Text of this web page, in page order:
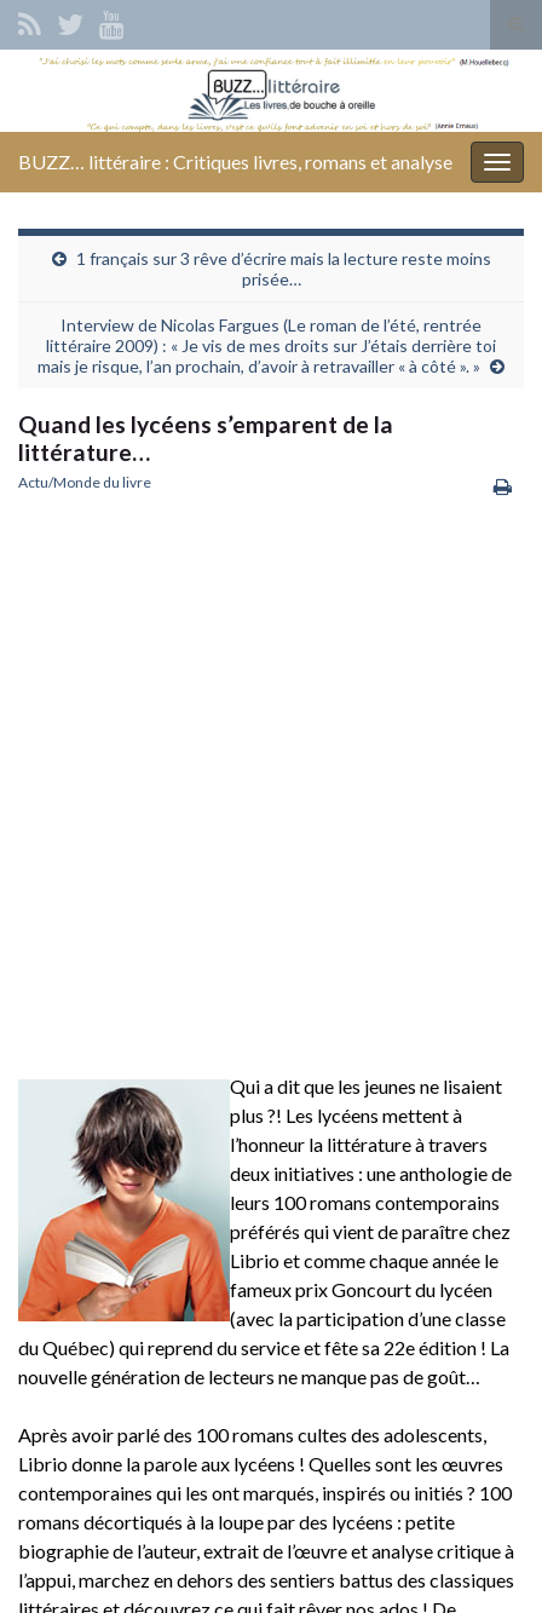
Search for:
BUZZ… littéraire : Critiques livres, romans et analyse
1 français sur 3 rêve d’écrire mais la lecture reste moins
prisée…
Interview de Nicolas Fargues (Le roman de l’été, rentrée
littéraire 2009) : « Je vis de mes droits sur J’étais derrière toi
mais je risque, l’an prochain, d’avoir à retravailler « à côté ». »
Quand les lycéens s’emparent de la
littérature…
Actu/Monde du livre
Qui a dit que les jeunes ne lisaient
plus ?! Les lycéens mettent à
l’honneur la littérature à travers
deux initiatives : une anthologie de
leurs 100 romans contemporains
préférés qui vient de paraître chez
Librio et comme chaque année le
fameux prix Goncourt du lycéen
(avec la participation d’une classe
du Québec) qui reprend du service et fête sa 22e édition ! La
nouvelle génération de lecteurs ne manque pas de goût…
Après avoir parlé des 100 romans cultes des adolescents,
Librio donne la parole aux lycéens ! Quelles sont les œuvres
contemporaines qui les ont marqués, inspirés ou initiés ? 100
romans décortiqués à la loupe par des lycéens : petite
biographie de l’auteur, extrait de l’œuvre et analyse critique à
l’appui, marchez en dehors des sentiers battus des classiques
littéraires et découvrez ce qui fait rêver nos ados ! De